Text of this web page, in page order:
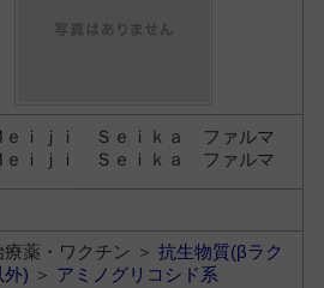
ｅｉｊｉ Ｓｅｉｋａ ファルマ
ｅｉｊｉ Ｓｅｉｋａ ファルマ
療薬・ワクチン ＞抗生物質(βラク
外) ＞ アミノグリコシド系